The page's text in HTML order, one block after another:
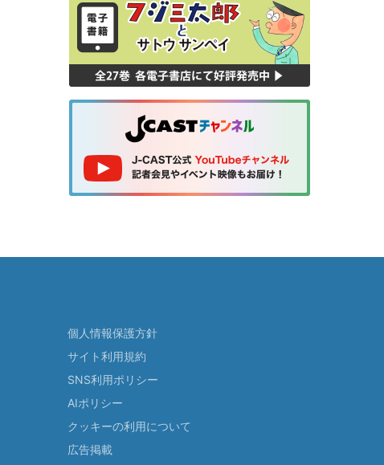
個人情報保護方針
サイト利用規約
SNS利用ポリシー
AIポリシー
クッキーの利用について
広告掲載